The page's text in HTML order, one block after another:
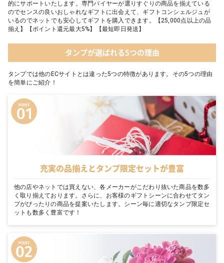
的にサポートいたします。専門バイヤーが選りすぐりの商品を揃えている
のでセンスの良いおしゃれなギフトに出会えて、ギフトコンシェルジュが
いるのでネットでも安心してギフトを購入できます。【25,000点以上の品
揃え】【ポイント還元最大5%】【最短即日発送】
タンプが選ばれる5つの理由
タンプでは他のECサイトとは違った5つの特徴があります。その5つの理由
を簡単にご紹介！
充実の品揃えとタンプ限定セットが豊富
他の店やネットでは買えない、各メーカーがこだわり抜いた商品を数多
く取り揃えております。さらに、お客様のギフトシーンに合わせてタン
プがぴったりの商品を提案いたします。シーン毎に適切なタンプ限定セ
ットも数多く豊富です！